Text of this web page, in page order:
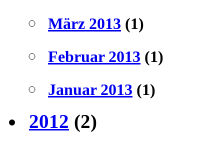
März 2013 (1)
Februar 2013 (1)
Januar 2013 (1)
2012 (2)